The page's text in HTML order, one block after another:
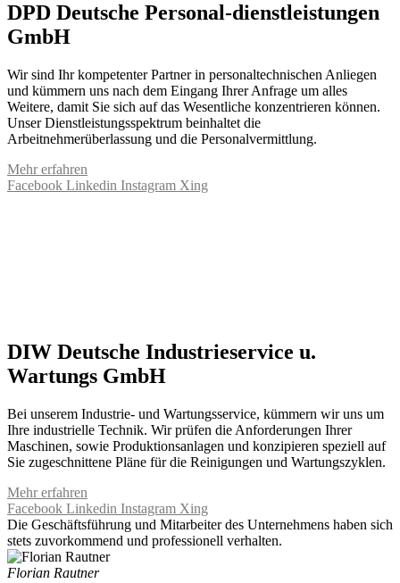
DPD Deutsche Personal-dienstleistungen
GmbH
Wir sind Ihr kompetenter Partner in personaltechnischen Anliegen
und kümmern uns nach dem Eingang Ihrer Anfrage um alles
Weitere, damit Sie sich auf das Wesentliche konzentrieren können.
Unser Dienstleistungsspektrum beinhaltet die
Arbeitnehmerüberlassung und die Personalvermittlung.
Mehr erfahren
Facebook Linkedin Instagram Xing
DIW Deutsche Industrieservice u.
Wartungs GmbH
Bei unserem Industrie- und Wartungsservice, kümmern wir uns um
Ihre industrielle Technik. Wir prüfen die Anforderungen Ihrer
Maschinen, sowie Produktionsanlagen und konzipieren speziell auf
Sie zugeschnittene Pläne für die Reinigungen und Wartungszyklen.
Mehr erfahren
Facebook Linkedin Instagram Xing
Die Geschäftsführung und Mitarbeiter des Unternehmens haben sich
stets zuvorkommend und professionell verhalten.
Florian Rautner